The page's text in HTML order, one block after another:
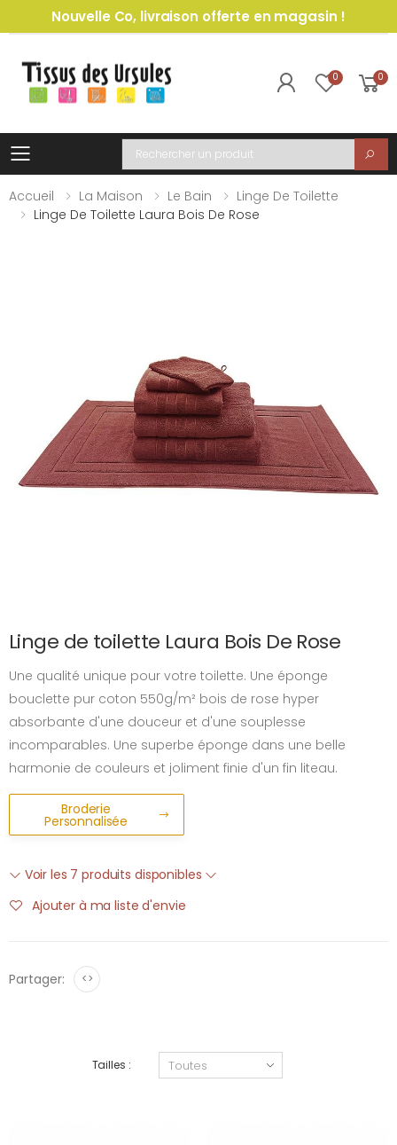
Nouvelle Co, livraison offerte en magasin !
0 0
Toggle mobile menu
Recherche
Accueil
La Maison Le Bain
Linge De Toilette
Linge De Toilette Laura Bois De Rose
Linge de toilette Laura Bois De Rose
Une qualité unique pour votre toilette. Une éponge
bouclette pur coton 550g/m² bois de rose hyper
absorbante d'une douceur et d'une souplesse
incomparables. Une superbe éponge dans une belle
harmonie de couleurs et joliment finie d'un fin liteau.
Broderie
Personnalisée
Voir les 7 produits disponibles
Ajouter à ma liste d'envie
Partager: <>
Tailles :